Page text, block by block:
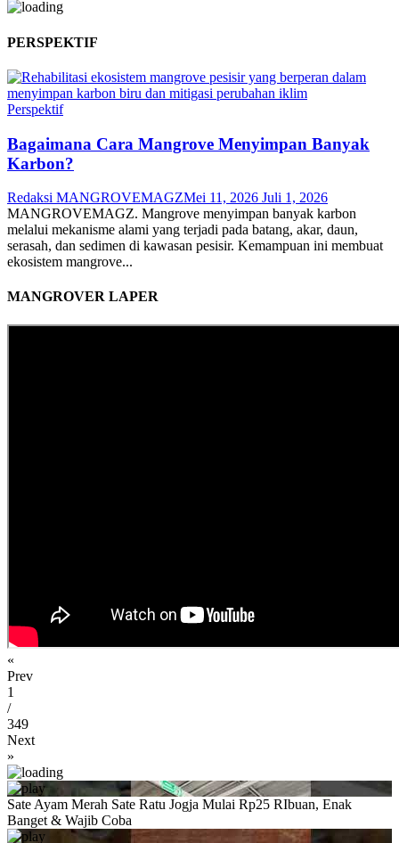
PERSPEKTIF
Perspektif
Bagaimana Cara Mangrove Menyimpan Banyak
Karbon?
Redaksi MANGROVEMAGZMei 11, 2026 Juli 1, 2026
MANGROVEMAGZ. Mangrove menyimpan banyak karbon
melalui mekanisme alami yang terjadi pada batang, akar, daun,
serasah, dan sedimen di kawasan pesisir. Kemampuan ini membuat
ekosistem mangrove...
MANGROVER LAPER
«
Prev
1
/
349
Next
»
Sate Ayam Merah Sate Ratu Jogja Mulai Rp25 RIbuan, Enak
Banget & Wajib Coba